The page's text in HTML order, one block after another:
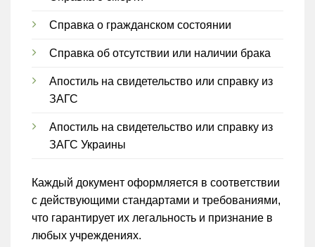
Справка о гражданском состоянии
Справка об отсутствии или наличии брака
Апостиль на свидетельство или справку из
ЗАГС
Апостиль на свидетельство или справку из
ЗАГС Украины
Каждый документ оформляется в соответствии
с действующими стандартами и требованиями,
что гарантирует их легальность и признание в
любых учреждениях.